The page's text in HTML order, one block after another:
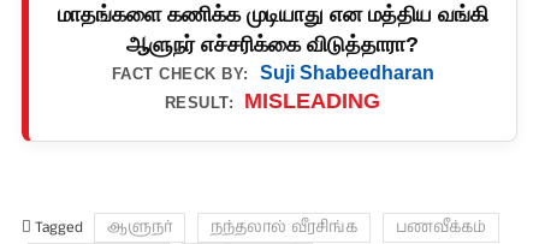
மாதங்களை கணிக்க முடியாது என மத்திய வங்கி
ஆளுநர் எச்சரிக்கை விடுத்தாரா?
FACT CHECK BY: Suji Shabeedharan
RESULT: MISLEADING
Tagged ஆளுநர் நந்தலால் வீரசிங்க
பணவீக்கம்